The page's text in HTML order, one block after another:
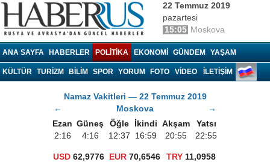
Haberrus.com
22 Temmuz 2019
pazartesi
15:05 Moskova
ANA SAYFA HABERLER POLITIKA EKONOMI GÜNDEM YAŞAM
KÜLTÜR TURIZM BILIM SPOR YORUM FOTO VIDEO İLETİŞİM
Namaz Vakitleri — 22 Temmuz 2019
←
Moskova
→
Ezan Güneş Öğle İkindi Akşam
Yatsı
2:16
4:16 12:37 16:59 20:55 22:55
USD 62,9776 EUR 70,6546 TRY 11,0958